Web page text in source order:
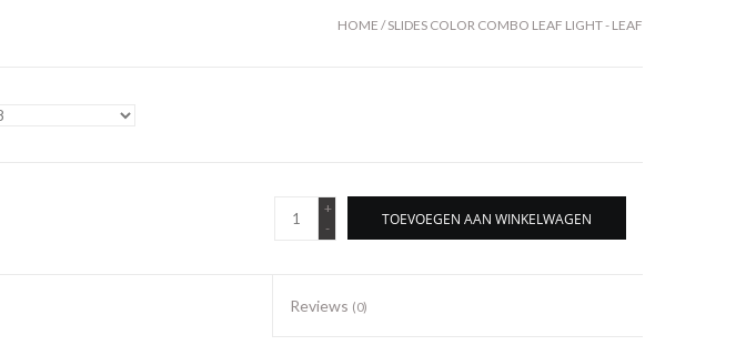
HOME /SLIDES COLOR COMBO LEAF LIGHT - LEAF
+
-
TOEVOEGEN AAN WINKELWAGEN
Reviews (0)